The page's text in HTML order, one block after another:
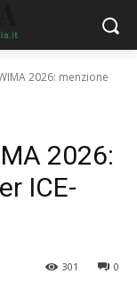
2026: menzione
2026:
ICE-
0
301